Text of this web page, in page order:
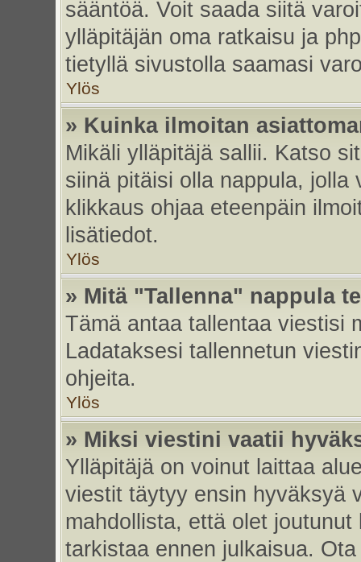
sääntöä. Voit saada siitä
ylläpitäjän oma ratkaisu ja
tietyllä sivustolla saamasi
Ylös
» Kuinka ilmoitan
Mikäli ylläpitäjä sallii. Katso
siinä pitäisi olla nappula, jolla
klikkaus ohjaa eteenpäin
lisätiedot.
Ylös
» Mitä "Tallenna" nappula
Tämä antaa tallentaa viestisi
Ladataksesi tallennetun
ohjeita.
Ylös
» Miksi viestini vaatii
Ylläpitäjä on voinut laittaa
viestit täytyy ensin hyväksyä
mahdollista, että olet
tarkistaa ennen julkaisua.